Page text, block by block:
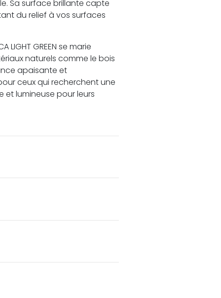
Sa surface brillante capte
du relief à vos surfaces
LIGHT GREEN se marie
naturels comme le bois
apaisante et
ceux qui recherchent une
lumineuse pour leurs